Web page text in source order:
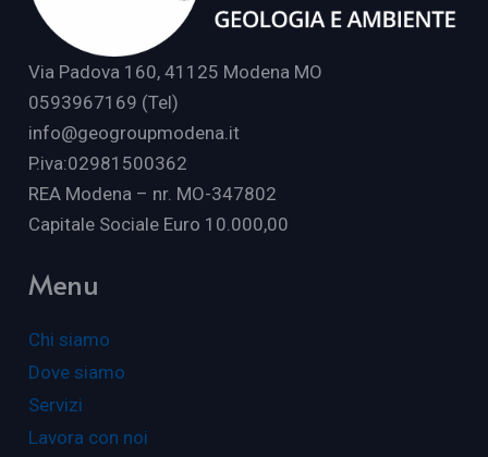
Via Padova 160, 41125 Modena MO
0593967169 (Tel)
info@geogroupmodena.it
P.iva:02981500362
REA Modena – nr. MO-347802
Capitale Sociale Euro 10.000,00
Menu
Chi siamo
Dove siamo
Servizi
Lavora con noi